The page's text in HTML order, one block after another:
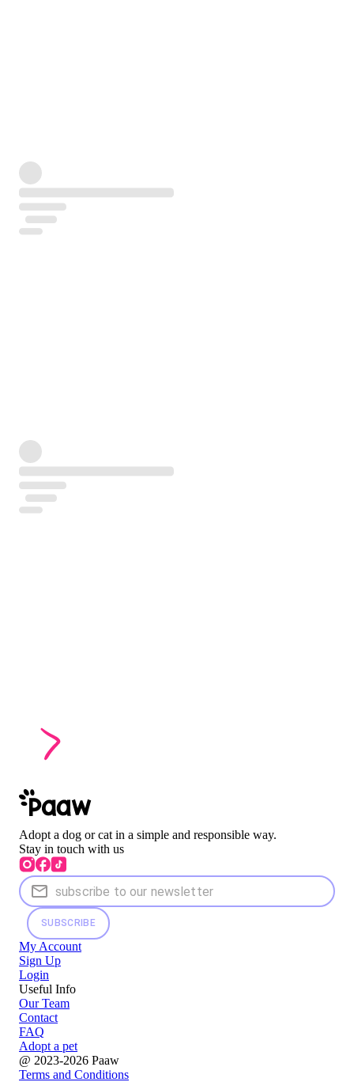
Adopt a dog or cat in a simple and responsible way.
Stay in touch with us
SUBSCRIBE
My Account
Sign Up
Login
Useful Info
Our Team
Contact
FAQ
Adopt a pet
@ 2023-2026 Paaw
Terms and Conditions